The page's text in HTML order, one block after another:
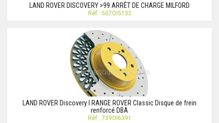
LAND ROVER DISCOVERY >99 ARRÊT DE CHARGE MILFORD
Réf.: 507OI5132
LAND ROVER Discovery I RANGE ROVER Classic Disque de frein
renforcé DBA
Réf.: 739OI6391